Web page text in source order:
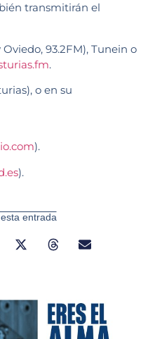
transmitirán el
Oviedo, 93.2FM), Tunein o
.
o en su
).
).
entrada